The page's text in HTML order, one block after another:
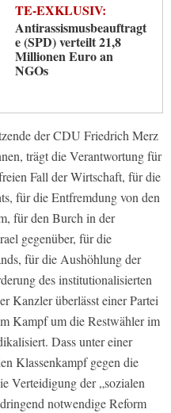
TE-EXKLUSIV:
Antirassismusbeauftragt
e (SPD) verteilt 21,8
Millionen Euro an
NGOs
der CDU Friedrich Merz
trägt die Verantwortung für
Fall der Wirtschaft, für die
für die Entfremdung von den
für den Burch in der
gegenüber, für die
für die Aushöhlung der
des institutionalisierten
Kanzler überlässt einer Partei
Kampf um die Restwähler im
Dass unter einer
Klassenkampf gegen die
Verteidigung der „sozialen
notwendige Reform